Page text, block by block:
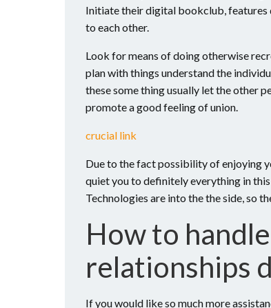
Initiate their digital bookclub, features
to each other.
Look for means of doing otherwise
plan with things understand the
these some thing usually let the other
promote a good feeling of union.
crucial link
Due to the fact possibility of enjoying
quiet you to definitely everything in
Technologies are into the the side, so
How to
relationships
If you would like so much more